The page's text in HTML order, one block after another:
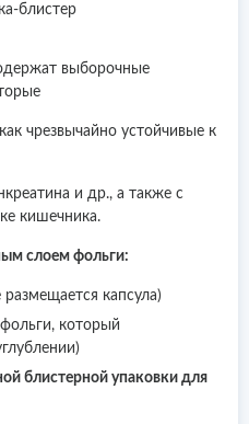
блистер
выборочные
чрезвычайно устойчивые к
и др., а также с
кишечника.
слоем фольги:
размещается капсула)
который
блистерной упаковки для